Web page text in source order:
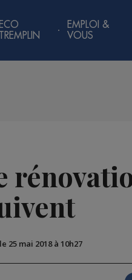
ECO
TREMPLIN
EMPLOI &
VOUS
25 mai 2018 à 10h27